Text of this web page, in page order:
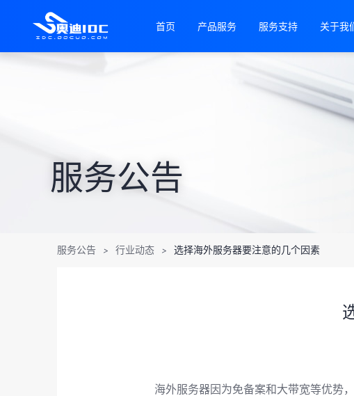
首页 产品服务 服务支持 关于我
服务公告
服务公告 > 行业动态 > 选择海外服务器要注意的几个因素
海外服务器因为免备案和大带宽等优势